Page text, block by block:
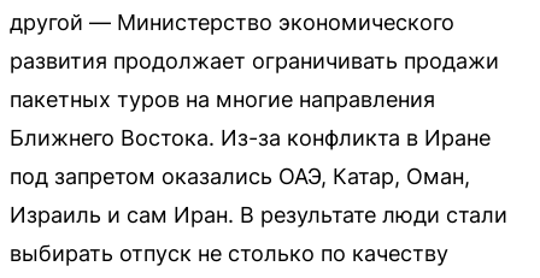
другой — Министерство экономического
развития продолжает ограничивать продажи
пакетных туров на многие направления
Ближнего Востока. Из-за конфликта в Иране
под запретом оказались ОАЭ, Катар, Оман,
Израиль и сам Иран. В результате люди стали
выбирать отпуск не столько по качеству